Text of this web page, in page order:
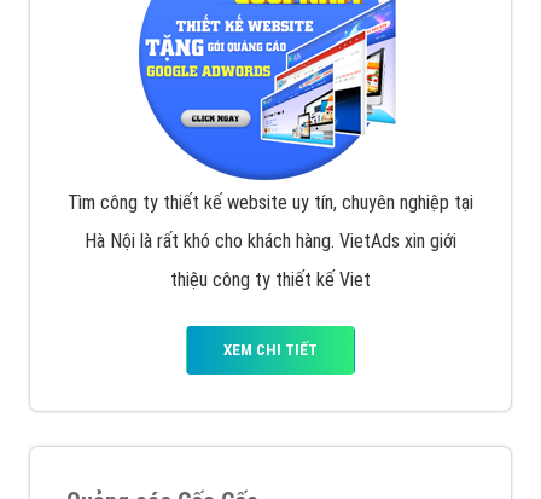
Tìm công ty thiết kế website uy tín, chuyên nghiệp tại
Hà Nội là rất khó cho khách hàng. VietAds xin giới
thiệu công ty thiết kế Viet
XEM CHI TIẾT